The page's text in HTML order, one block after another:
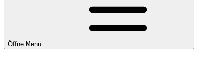
Öffne Menü